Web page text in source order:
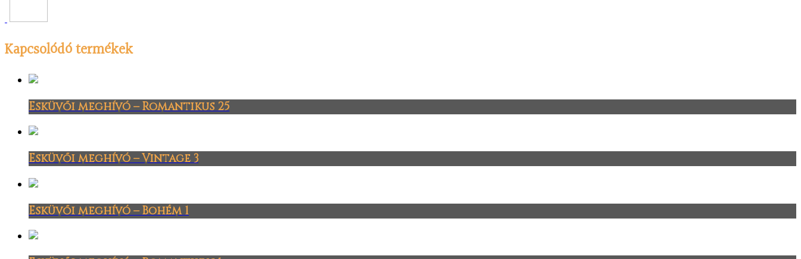
Kapcsolódó termékek
Esküvői meghívó – Romantikus 25
Esküvői meghívó – Vintage 3
Esküvői meghívó – Bohém 1